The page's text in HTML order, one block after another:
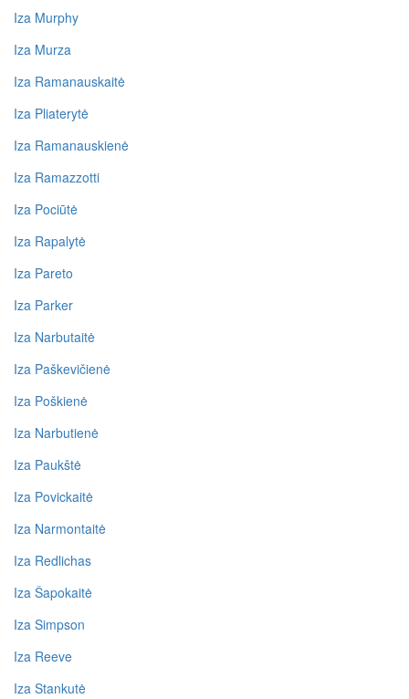
Iza Murphy
Iza Murza
Iza Ramanauskaitė
Iza Pliaterytė
Iza Ramanauskienė
Iza Ramazzotti
Iza Pociūtė
Iza Rapalytė
Iza Pareto
Iza Parker
Iza Narbutaitė
Iza Paškevičienė
Iza Poškienė
Iza Narbutienė
Iza Paukštė
Iza Povickaitė
Iza Narmontaitė
Iza Redlichas
Iza Šapokaitė
Iza Simpson
Iza Reeve
Iza Stankutė